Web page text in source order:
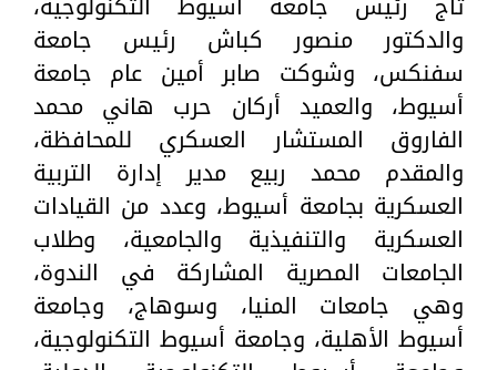
والدكتور منصور كباش رئيس جامعة
سفنكس، وشوكت صابر أمين عام جامعة
أسيوط، والعميد أركان حرب هاني محمد
الفاروق المستشار العسكري للمحافظة،
والمقدم محمد ربيع مدير إدارة التربية
العسكرية بجامعة أسيوط، وعدد من القيادات
العسكرية والتنفيذية والجامعية، وطلاب
الجامعات المصرية المشاركة في الندوة،
وهي جامعات المنيا، وسوهاج، وجامعة
أسيوط الأهلية، وجامعة أسيوط التكنولوجية،